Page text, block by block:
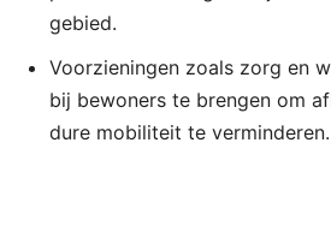
gebied.
Voorzieningen zoals zorg en
bij bewoners te brengen om
dure mobiliteit te verminderen.